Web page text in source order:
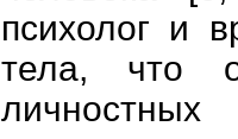
психолог и
тела, что